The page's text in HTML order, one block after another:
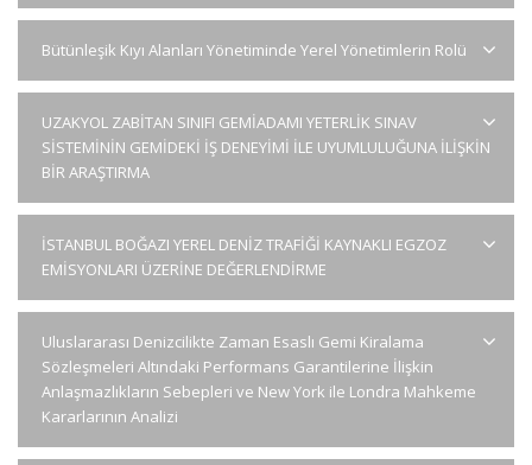
Bütünleşik Kıyı Alanları Yönetiminde Yerel Yönetimlerin Rolü
UZAKYOL ZABİTAN SINIFI GEMİADAMI YETERLİK SINAV
SİSTEMİNİN GEMİDEKİ İŞ DENEYİMİ İLE UYUMLULUĞUNA İLİŞKİN
BİR ARAŞTIRMA
İSTANBUL BOĞAZI YEREL DENİZ TRAFİĞİ KAYNAKLI EGZOZ
EMİSYONLARI ÜZERİNE DEĞERLENDİRME
Uluslararası Denizcilikte Zaman Esaslı Gemi Kiralama
Sözleşmeleri Altındaki Performans Garantilerine İlişkin
Anlaşmazlıkların Sebepleri ve New York ile Londra Mahkeme
Kararlarının Analizi